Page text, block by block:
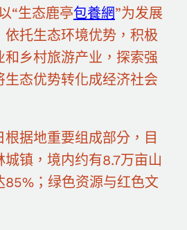
“生态鹿亭包養網”为发展
依托生态环境优势，积极
乡村旅游产业，探索强
态优势转化成经济社会
据地重要组成部分，目
镇，境内约有8.7万亩山
85%；绿色资源与红色文